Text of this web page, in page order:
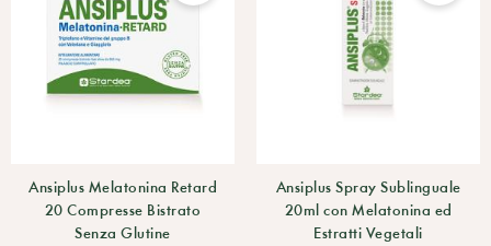
Ansiplus Melatonina Retard
20 Compresse Bistrato
Senza Glutine
Ansiplus Spray Sublinguale
20ml con Melatonina ed
Estratti Vegetali